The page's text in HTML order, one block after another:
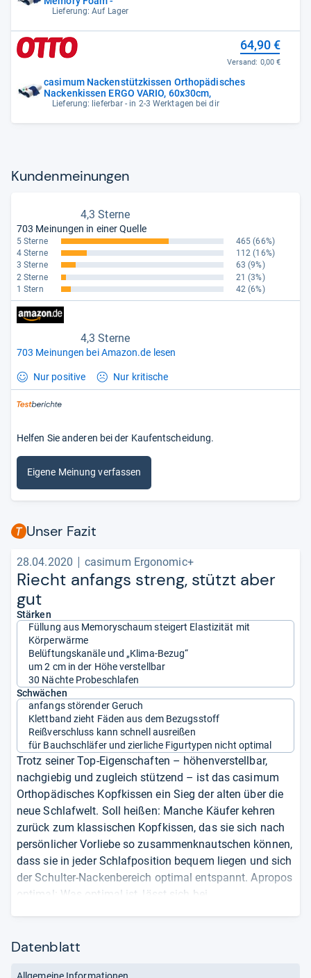
Lieferung: Auf Lager
casimum Nackenstützkissen Orthopädisches
Nackenkissen ERGO VARIO, 60x30cm,
Lieferung: lieferbar - in 2-3 Werktagen bei dir
64,90 €
Versand: 0,00 €
Kun­den­mei­nun­gen
4,3 Sterne
703 Meinungen in einer Quelle
5 Sterne 465 (66%)
4 Sterne
112 (16%)
3 Sterne
63 (9%)
2 Sterne
21 (3%)
1 Stern
42 (6%)
4,3 Sterne
703 Meinungen bei Amazon.de lesen
Nur positive Nur kritische
Helfen Sie anderen bei der Kaufentscheidung.
Eigene Meinung verfassen
Unser Fazit
28.04.2020 casimum Ergonomic+
Riecht anfangs streng, stützt aber
gut
Stärken
Füllung aus Memoryschaum steigert Elastizität mit
Körperwärme
Belüftungskanäle und „Klima-Bezug“
um 2 cm in der Höhe verstellbar
30 Nächte Probeschlafen
Schwächen
anfangs störender Geruch
Klettband zieht Fäden aus dem Bezugsstoff
Reißverschluss kann schnell ausreißen
für Bauchschläfer und zierliche Figurtypen nicht optimal
Trotz seiner Top-Eigenschaften – höhenverstellbar,
nachgiebig und zugleich stützend – ist das casimum
Orthopädisches Kopfkissen ein Sieg der alten über die
neue Schlafwelt. Soll heißen: Manche Käufer kehren
zurück zum klassischen Kopfkissen, das sie sich nach
persönlicher Vorliebe so zusammenknautschen können,
dass sie in jeder Schlafposition bequem liegen und sich
der Schulter-Nackenbereich optimal entspannt. Apropos
optimal: Was optimal ist, lässt sich bei
sehr viele Käufer. Demnach ist das wellenförmige
Datenblatt
Allgemeine Informationen